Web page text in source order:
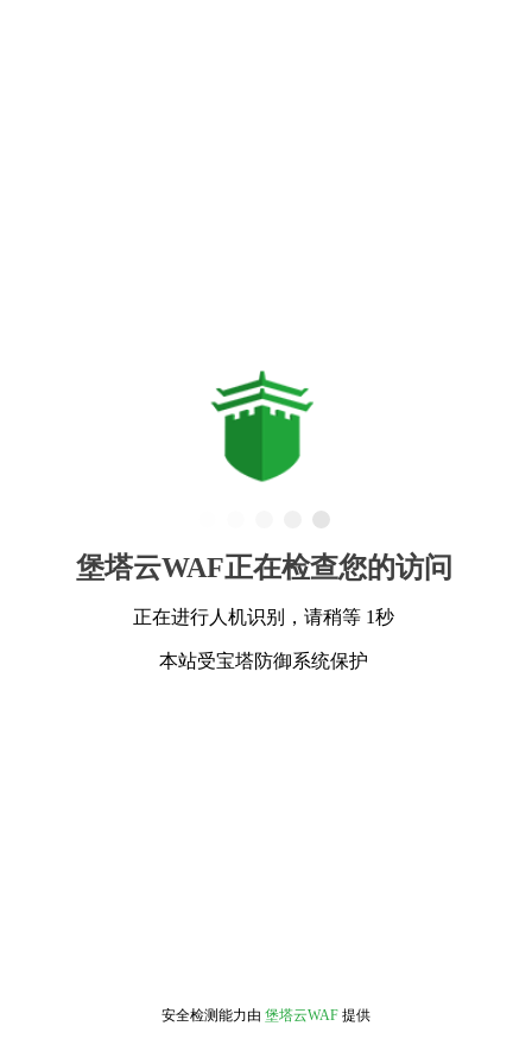
堡塔云WAF正在检查您的访问
正在进行人机识别，请稍等 1秒
本站受宝塔防御系统保护
安全检测能力由 堡塔云WAF 提供